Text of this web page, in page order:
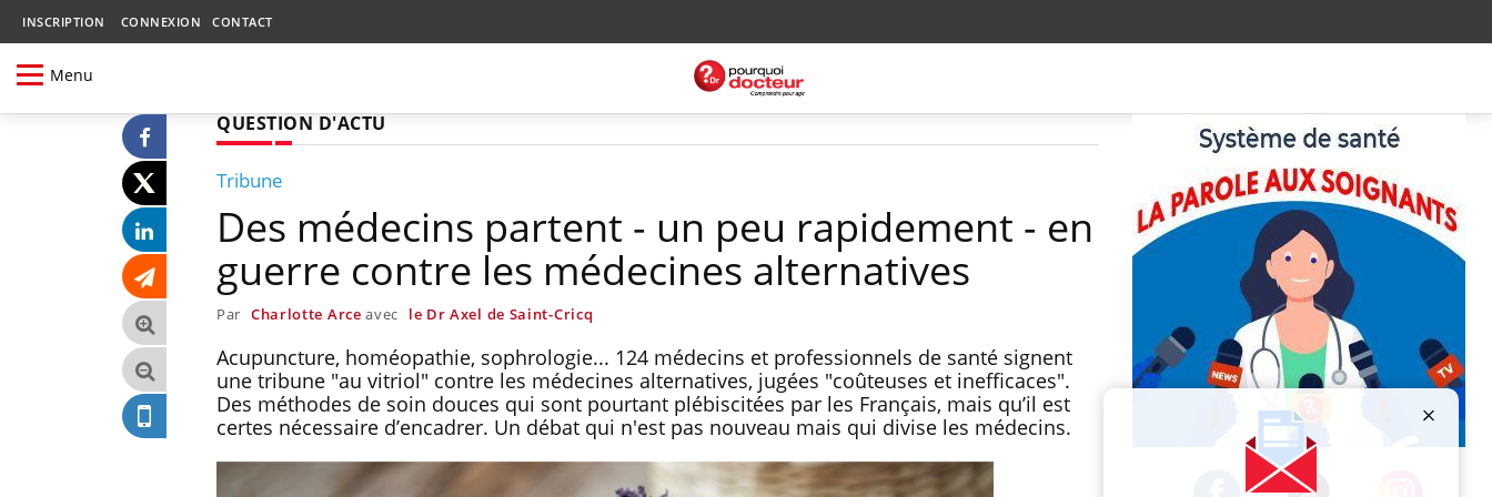
INSCRIPTION CONNEXION CONTACT
Menu
QUESTION D'ACTU
Tribune
Des médecins partent - un peu rapidement - en
guerre contre les médecines alternatives
Par Charlotte Arce avec le Dr Axel de Saint-Cricq
Acupuncture, homéopathie, sophrologie... 124 médecins et professionnels de santé signent
une tribune "au vitriol" contre les médecines alternatives, jugées "coûteuses et inefficaces".
Des méthodes de soin douces qui sont pourtant plébiscitées par les Français, mais qu’il est
certes nécessaire d’encadrer. Un débat qui n'est pas nouveau mais qui divise les médecins.